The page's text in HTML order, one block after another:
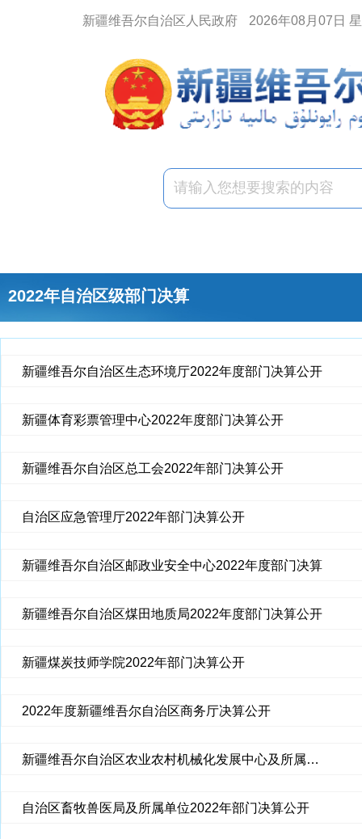
新疆维吾尔自治区人民政府 2026年08月07日
2022年自治区级部门决算
新疆维吾尔自治区生态环境厅2022年度部门决算公开
新疆体育彩票管理中心2022年度部门决算公开
新疆维吾尔自治区总工会2022年部门决算公开
自治区应急管理厅2022年部门决算公开
新疆维吾尔自治区邮政业安全中心2022年度部门决算
新疆维吾尔自治区煤田地质局2022年度部门决算公开
新疆煤炭技师学院2022年部门决算公开
2022年度新疆维吾尔自治区商务厅决算公开
新疆维吾尔自治区农业农村机械化发展中心及所属单位2022年部门决算公开
自治区畜牧兽医局及所属单位2022年部门决算公开